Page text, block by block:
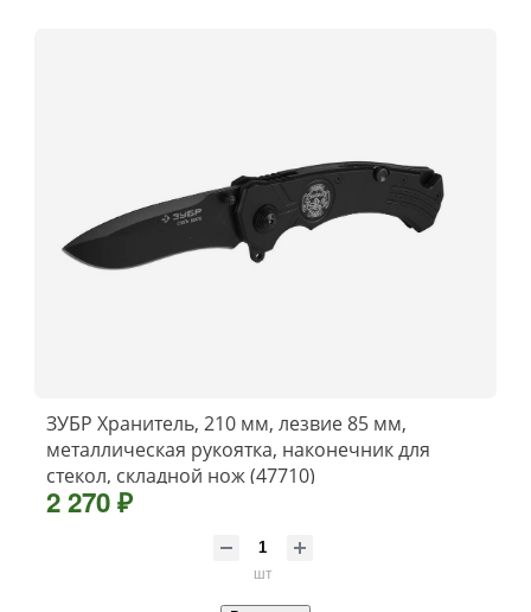
ЗУБР Хранитель, 210 мм, лезвие 85 мм,
металлическая рукоятка, наконечник для
стекол, складной нож (47710)
2 270 ₽
шт